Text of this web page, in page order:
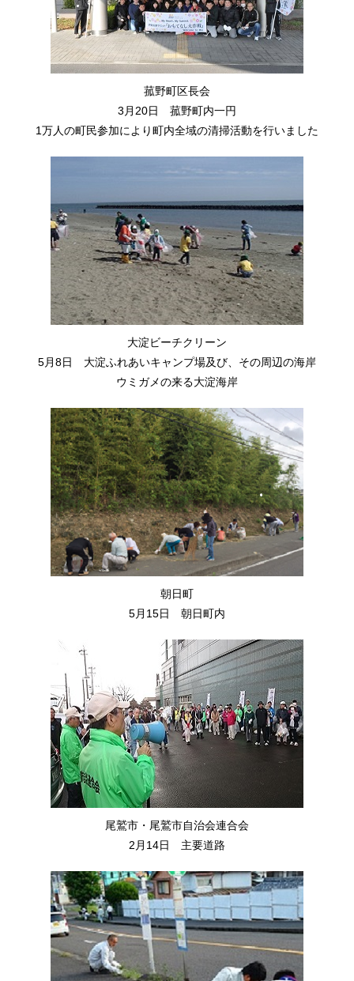
菰野町区長会
3月20日 菰野町内一円
1万人の町民参加により町内全域の清掃活動を行いました
大淀ビーチクリーン
5月8日 大淀ふれあいキャンプ場及び、その周辺の海岸
ウミガメの来る大淀海岸
朝日町
5月15日 朝日町内
尾鷲市・尾鷲市自治会連合会
2月14日 主要道路